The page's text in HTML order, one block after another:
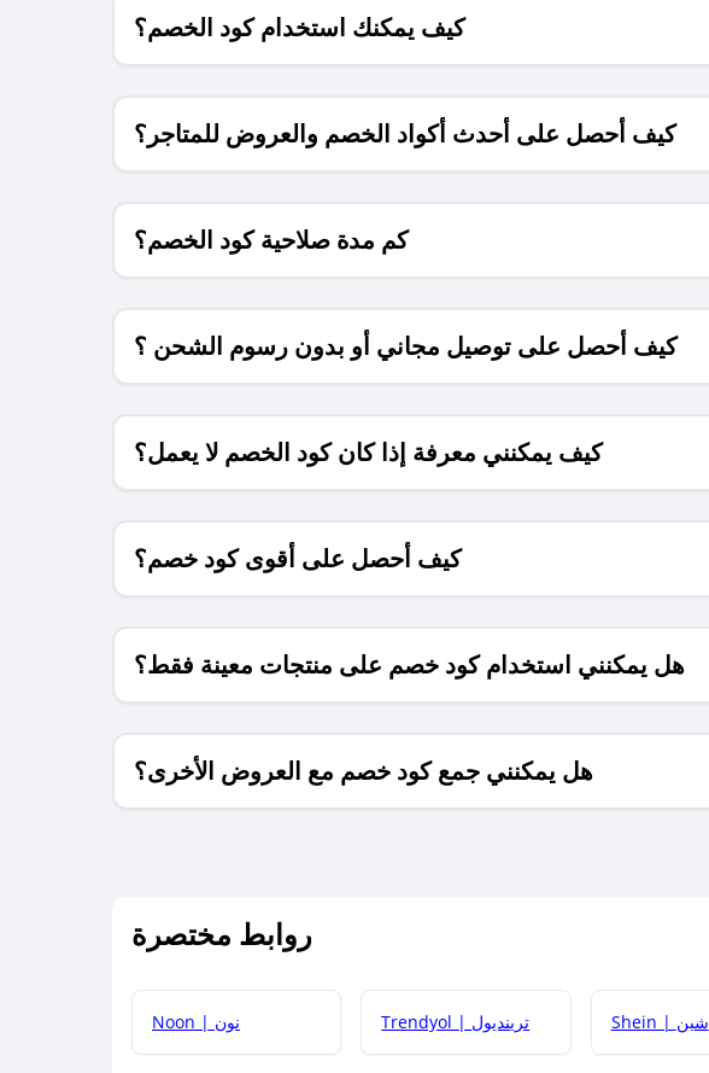
كيف يمكنك استخدام كود الخصم؟
كيف أحصل على أحدث أكواد الخصم والعروض للمتاجر؟
كم مدة صلاحية كود الخصم؟
كيف أحصل على توصيل مجاني أو بدون رسوم الشحن ؟
كيف يمكنني معرفة إذا كان كود الخصم لا يعمل؟
كيف أحصل على أقوى كود خصم؟
هل يمكنني استخدام كود خصم على منتجات معينة فقط؟
هل يمكنني جمع كود خصم مع العروض الأخرى؟
روابط مختصرة
Noon | نون Trendyol | ترينديول Shein | شين